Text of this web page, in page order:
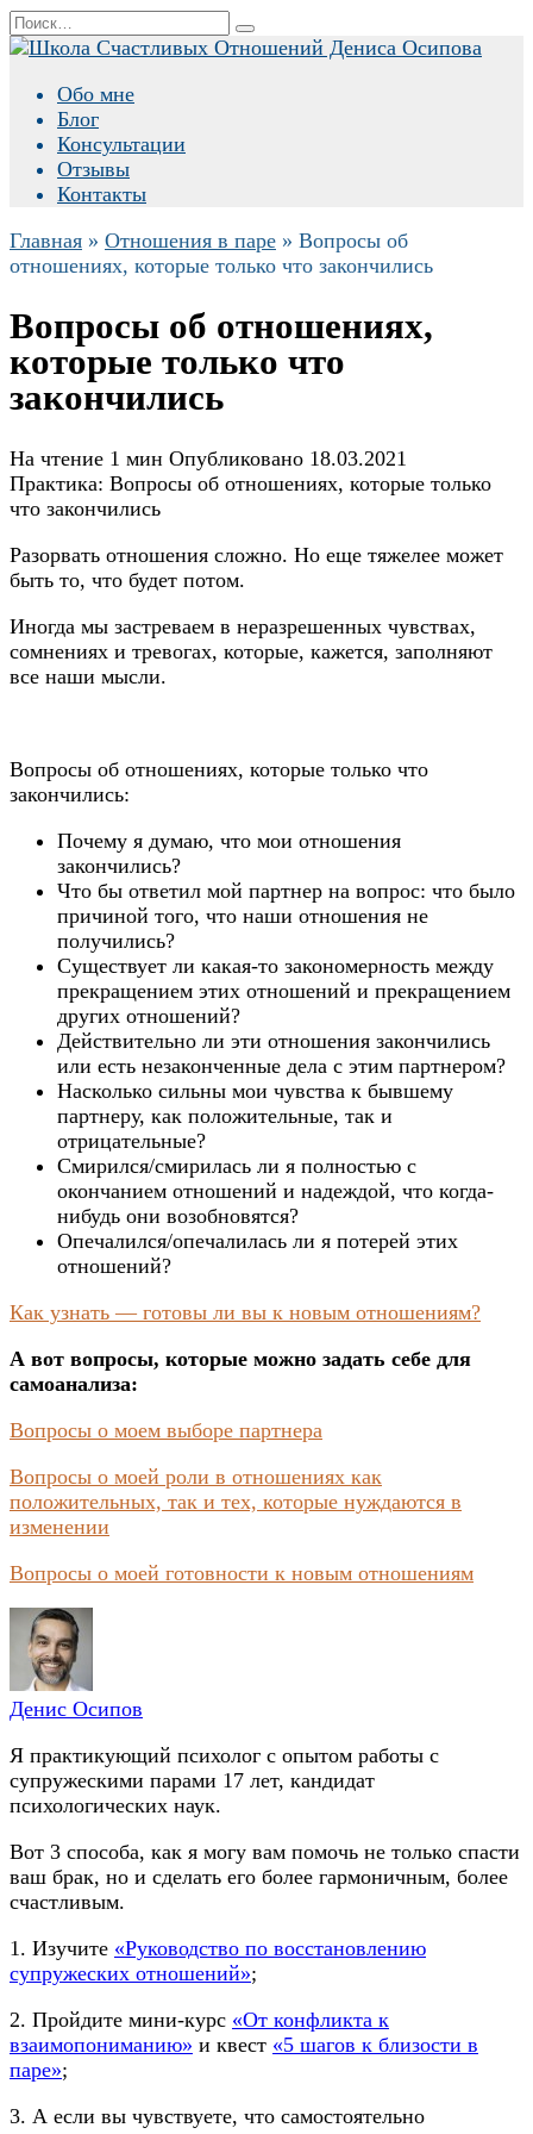
Перейти
к
Search
for:
Обо мне
Блог
Консультации
Отзывы
Контакты
Главная » Отношения в паре » Вопросы об
отношениях, которые только что закончились
Вопросы об отношениях,
которые только что
закончились
На чтение 1 мин Опубликовано 18.03.2021
Практика: Вопросы об отношениях, которые только
что закончились
Разорвать отношения сложно. Но еще тяжелее может
быть то, что будет потом.
Иногда мы застреваем в неразрешенных чувствах,
сомнениях и тревогах, которые, кажется, заполняют
все наши мысли.
Вопросы об отношениях, которые только что
закончились:
Почему я думаю, что мои отношения
закончились?
Что бы ответил мой партнер на вопрос: что было
причиной того, что наши отношения не
получились?
Существует ли какая-то закономерность между
прекращением этих отношений и прекращением
других отношений?
Действительно ли эти отношения закончились
или есть незаконченные дела с этим партнером?
Насколько сильны мои чувства к бывшему
партнеру, как положительные, так и
отрицательные?
Смирился/смирилась ли я полностью с
окончанием отношений и надеждой, что когда-
нибудь они возобновятся?
Опечалился/опечалилась ли я потерей этих
отношений?
Как узнать — готовы ли вы к новым отношениям?
А вот вопросы, которые можно задать себе для
самоанализа:
Вопросы о моем выборе партнера
Вопросы о моей роли в отношениях как
положительных, так и тех, которые нуждаются в
изменении
Вопросы о моей готовности к новым отношениям
Денис Осипов
Я практикующий психолог с опытом работы с
супружескими парами 17 лет, кандидат
психологических наук.
Вот 3 способа, как я могу вам помочь не только спасти
ваш брак, но и сделать его более гармоничным, более
счастливым.
1. Изучите «Руководство по восстановлению
супружеских отношений»;
2. Пройдите мини-курс «От конфликта к
взаимопониманию» и квест «5 шагов к близости в
паре»;
3. А если вы чувствуете, что самостоятельно